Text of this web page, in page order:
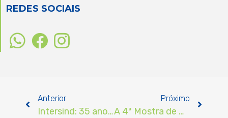
REDES SOCIAIS
Anterior
Intersind: 35 anos de Conexão e Desenvolvimento da Indústria Moveleira de Ubá
Próximo
A 4ª Mostra de Móveis de Ubá foi um marco para o setor moveleiro nacional